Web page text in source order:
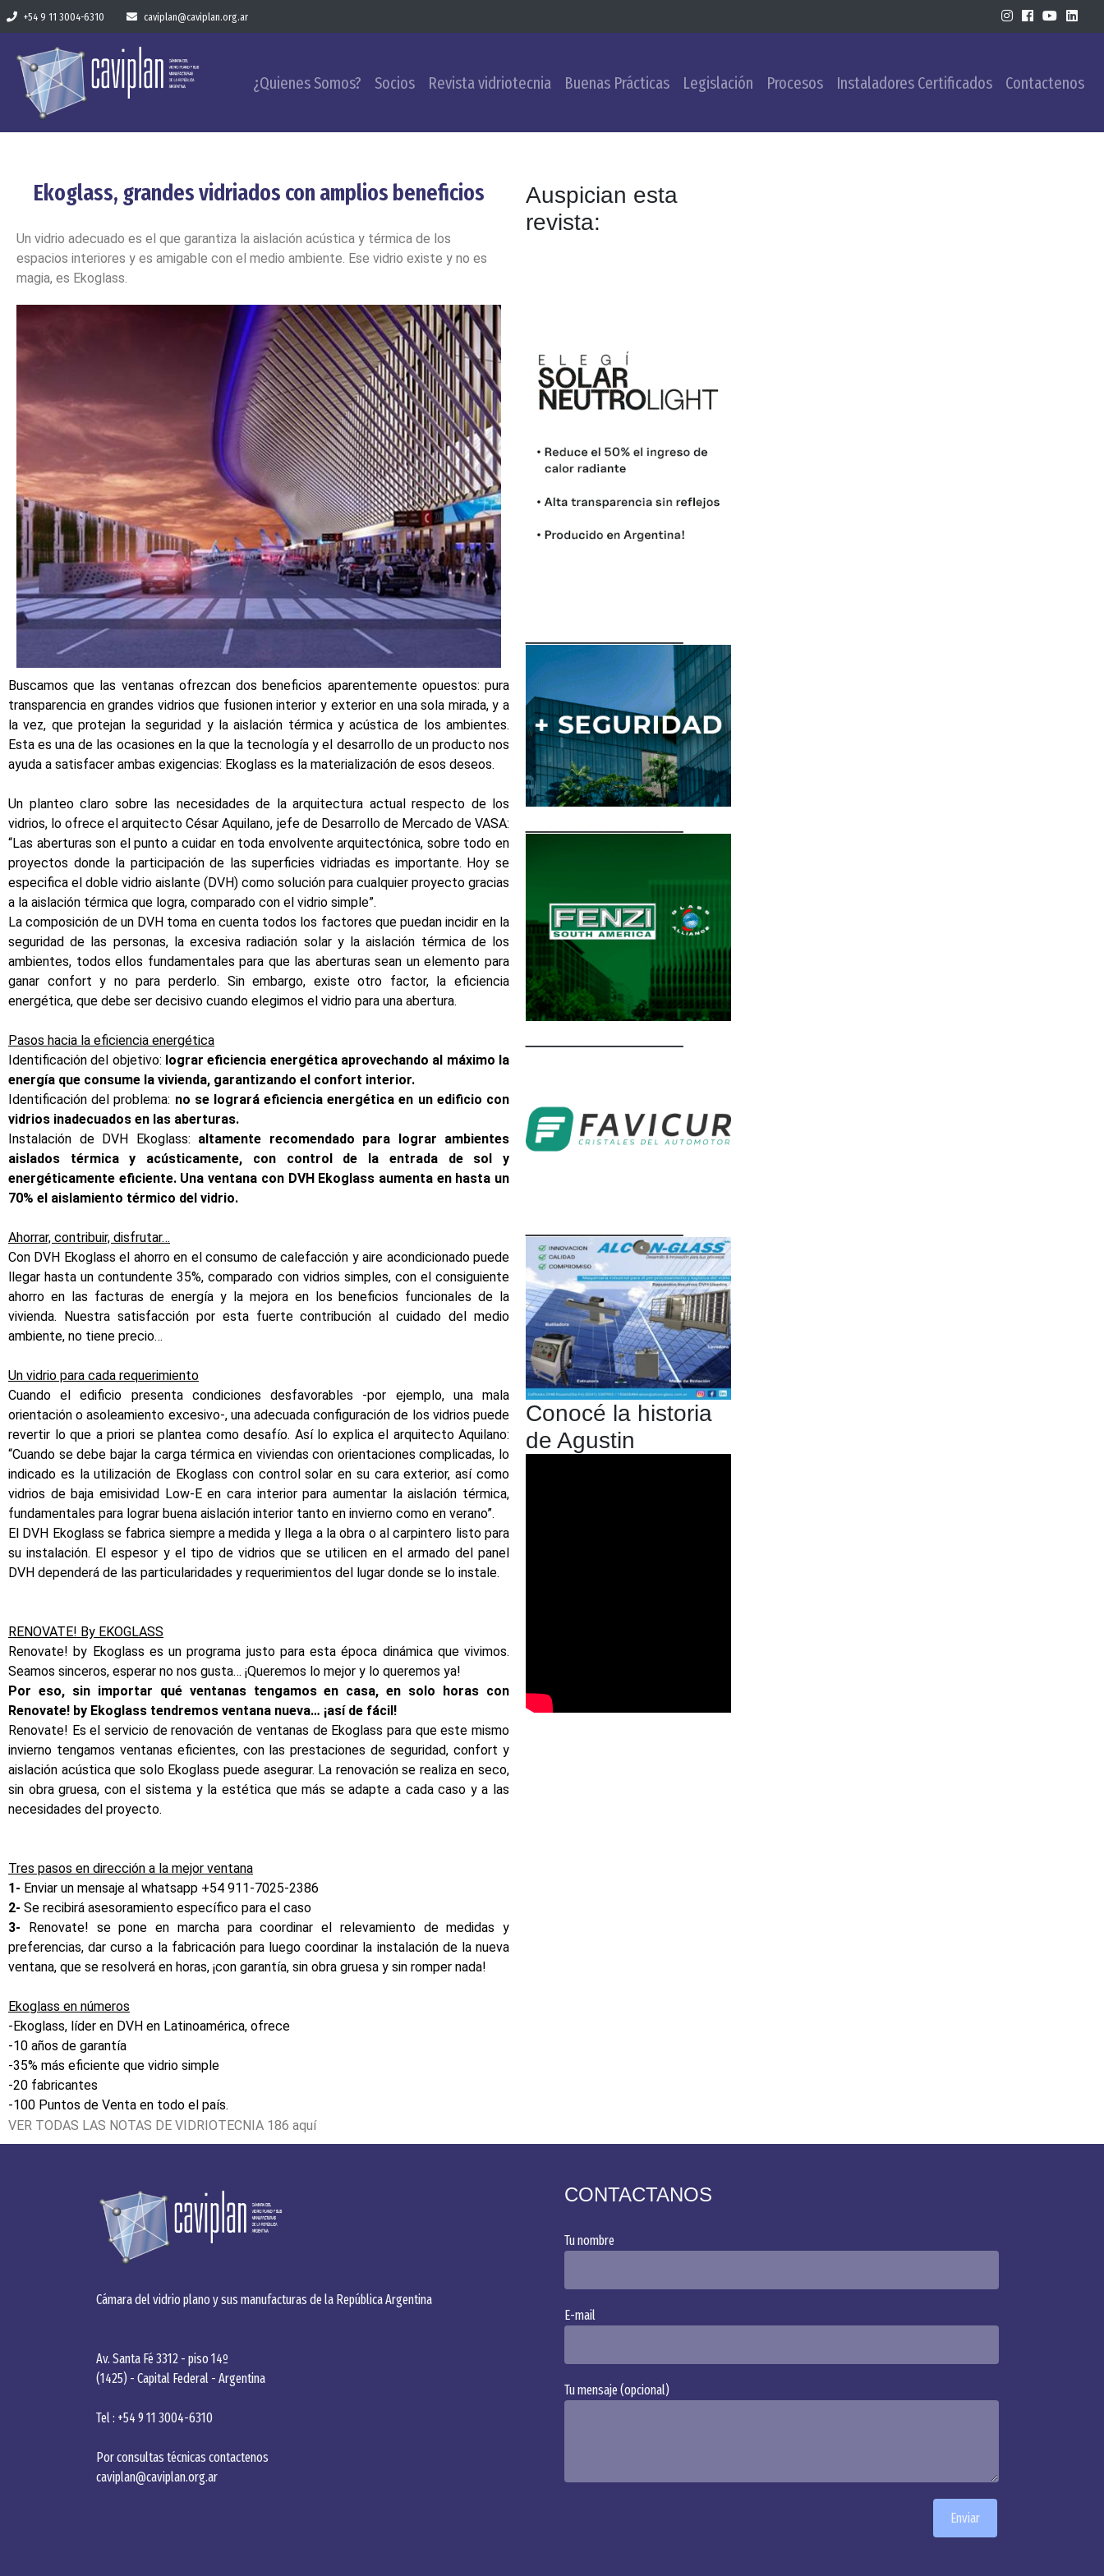
+54 9 11 3004-6310 caviplan@caviplan.org.ar
¿Quienes Somos? Socios Revista vidriotecnia Buenas Prácticas Legislación Procesos Instaladores Certificados Contactenos
Ekoglass, grandes vidriados con amplios beneficios
Un vidrio adecuado es el que garantiza la aislación acústica y térmica de los
espacios interiores y es amigable con el medio ambiente. Ese vidrio existe y no es
magia, es Ekoglass.
Buscamos que las ventanas ofrezcan dos beneficios aparentemente opuestos: pura
transparencia en grandes vidrios que fusionen interior y exterior en una sola mirada, y a
la vez, que protejan la seguridad y la aislación térmica y acústica de los ambientes.
Esta es una de las ocasiones en la que la tecnología y el desarrollo de un producto nos
ayuda a satisfacer ambas exigencias: Ekoglass es la materialización de esos deseos.
Un planteo claro sobre las necesidades de la arquitectura actual respecto de los
vidrios, lo ofrece el arquitecto César Aquilano, jefe de Desarrollo de Mercado de VASA:
“Las aberturas son el punto a cuidar en toda envolvente arquitectónica, sobre todo en
proyectos donde la participación de las superficies vidriadas es importante. Hoy se
especifica el doble vidrio aislante (DVH) como solución para cualquier proyecto gracias
a la aislación térmica que logra, comparado con el vidrio simple”.
La composición de un DVH toma en cuenta todos los factores que puedan incidir en la
seguridad de las personas, la excesiva radiación solar y la aislación térmica de los
ambientes, todos ellos fundamentales para que las aberturas sean un elemento para
ganar confort y no para perderlo. Sin embargo, existe otro factor, la eficiencia
energética, que debe ser decisivo cuando elegimos el vidrio para una abertura.
Pasos hacia la eficiencia energética
Identificación del objetivo: lograr eficiencia energética aprovechando al máximo la
energía que consume la vivienda, garantizando el confort interior.
Identificación del problema: no se logrará eficiencia energética en un edificio con
vidrios inadecuados en las aberturas.
Instalación de DVH Ekoglass: altamente recomendado para lograr ambientes
aislados térmica y acústicamente, con control de la entrada de sol y
energéticamente eficiente. Una ventana con DVH Ekoglass aumenta en hasta un
70% el aislamiento térmico del vidrio.
Ahorrar, contribuir, disfrutar…
Con DVH Ekoglass el ahorro en el consumo de calefacción y aire acondicionado puede
llegar hasta un contundente 35%, comparado con vidrios simples, con el consiguiente
ahorro en las facturas de energía y la mejora en los beneficios funcionales de la
vivienda. Nuestra satisfacción por esta fuerte contribución al cuidado del medio
ambiente, no tiene precio…
Un vidrio para cada requerimiento
Cuando el edificio presenta condiciones desfavorables -por ejemplo, una mala
orientación o asoleamiento excesivo-, una adecuada configuración de los vidrios puede
revertir lo que a priori se plantea como desafío. Así lo explica el arquitecto Aquilano:
“Cuando se debe bajar la carga térmica en viviendas con orientaciones complicadas, lo
indicado es la utilización de Ekoglass con control solar en su cara exterior, así como
vidrios de baja emisividad Low-E en cara interior para aumentar la aislación térmica,
fundamentales para lograr buena aislación interior tanto en invierno como en verano”.
El DVH Ekoglass se fabrica siempre a medida y llega a la obra o al carpintero listo para
su instalación. El espesor y el tipo de vidrios que se utilicen en el armado del panel
DVH dependerá de las particularidades y requerimientos del lugar donde se lo instale.
RENOVATE! By EKOGLASS
Renovate! by Ekoglass es un programa justo para esta época dinámica que vivimos.
Seamos sinceros, esperar no nos gusta… ¡Queremos lo mejor y lo queremos ya!
Por eso, sin importar qué ventanas tengamos en casa, en solo horas con
Renovate! by Ekoglass tendremos ventana nueva… ¡así de fácil!
Renovate! Es el servicio de renovación de ventanas de Ekoglass para que este mismo
invierno tengamos ventanas eficientes, con las prestaciones de seguridad, confort y
aislación acústica que solo Ekoglass puede asegurar. La renovación se realiza en seco,
sin obra gruesa, con el sistema y la estética que más se adapte a cada caso y a las
necesidades del proyecto.
Tres pasos en dirección a la mejor ventana
1- Enviar un mensaje al whatsapp +54 911-7025-2386
2- Se recibirá asesoramiento específico para el caso
3- Renovate! se pone en marcha para coordinar el relevamiento de medidas y
preferencias, dar curso a la fabricación para luego coordinar la instalación de la nueva
ventana, que se resolverá en horas, ¡con garantía, sin obra gruesa y sin romper nada!
Ekoglass en números
-Ekoglass, líder en DVH en Latinoamérica, ofrece
-10 años de garantía
-35% más eficiente que vidrio simple
-20 fabricantes
-100 Puntos de Venta en todo el país.
VER TODAS LAS NOTAS DE VIDRIOTECNIA 186 aquí
Auspician esta
revista:
Conocé la historia
de Agustin
Cámara del vidrio plano y sus manufacturas de la República Argentina
Av. Santa Fé 3312 - piso 14º
(1425) - Capital Federal - Argentina
Tel : +54 9 11 3004-6310
Por consultas técnicas contactenos
caviplan@caviplan.org.ar
CONTACTANOS
Tu nombre
E-mail
Tu mensaje (opcional)
Alternative: